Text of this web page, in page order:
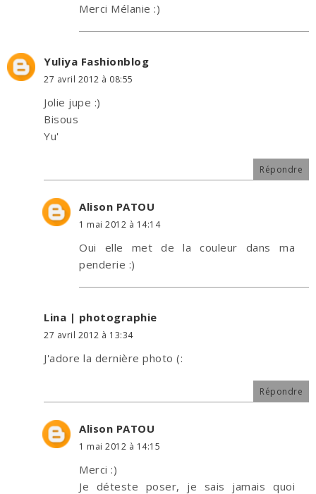
Merci Mélanie :)
Yuliya Fashionblog
27 avril 2012 à 08:55
Jolie jupe :)
Bisous
Yu'
Répondre
Alison PATOU
1 mai 2012 à 14:14
Oui elle met de la couleur dans ma
penderie :)
Lina | photographie
27 avril 2012 à 13:34
J'adore la dernière photo (:
Répondre
Alison PATOU
1 mai 2012 à 14:15
Merci :)
Je déteste poser, je sais jamais quoi